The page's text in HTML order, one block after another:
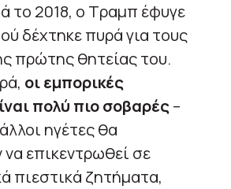
το 2018, ο Τραμπ έφυγε
δέχτηκε πυρά για τους
πρώτης θητείας του.
οι εμπορικές
πολύ πιο σοβαρές–
ηγέτες θα
να επικεντρωθεί σε
πιεστικά ζητήματα,